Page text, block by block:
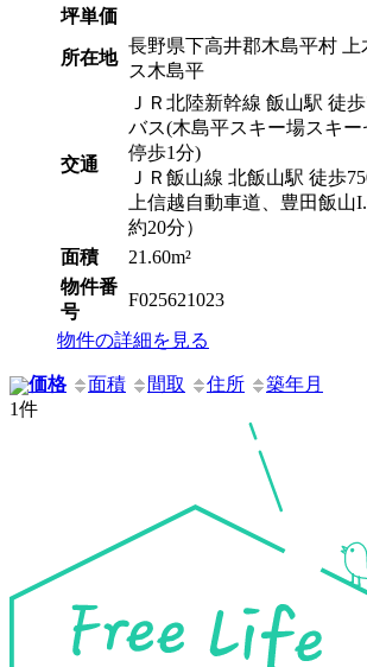
坪単価
所在地
長野県下高井郡木島平村
ス木島平
交通
ＪＲ北陸新幹線 飯山駅 徒
バス(木島平スキー場スキー
停歩1分)
ＪＲ飯山線 北飯山駅 徒歩
上信越自動車道、豊田飯
約20分）
面積
21.60m²
物件番
号
F025621023
物件の詳細を見る
価格 面積 間取 住所
築年月
1件